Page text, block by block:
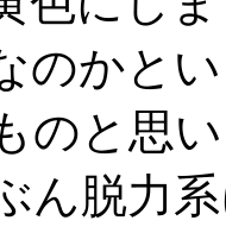
のかと
のと思
ん脱力